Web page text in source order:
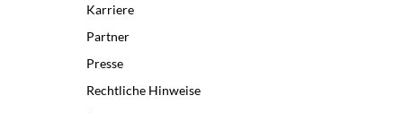
Karriere
Partner
Presse
Rechtliche Hinweise